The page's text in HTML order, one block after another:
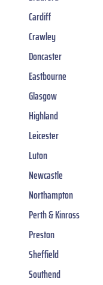
Cardiff
Crawley
Doncaster
Eastbourne
Glasgow
Highland
Leicester
Luton
Newcastle
Northampton
Perth & Kinross
Preston
Sheffield
Southend